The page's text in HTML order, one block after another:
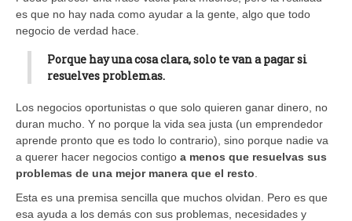
es que no hay nada como ayudar a la gente, algo que todo
negocio de verdad hace.
Porque hay una cosa clara, solo te van a pagar si
resuelves problemas.
Los negocios oportunistas o que solo quieren ganar dinero, no
duran mucho. Y no porque la vida sea justa (un emprendedor
aprende pronto que es todo lo contrario), sino porque nadie va
a querer hacer negocios contigo a menos que resuelvas sus
problemas de una mejor manera que el resto
Esta es una premisa sencilla que muchos olvidan. Pero es que
esa ayuda a los demás con sus problemas, necesidades y